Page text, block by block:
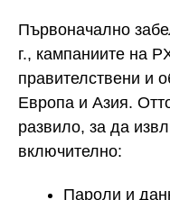
Първоначално
г., кампаниите на
правителствени и
Европа и Азия.
развило, за да
включително:
Пароли и